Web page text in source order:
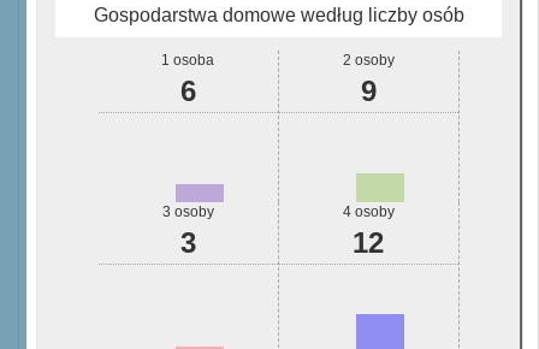
Gospodarstwa domowe według liczby osób
1 osoba
6
2 osoby
9
3 osoby
3
4 osoby
12